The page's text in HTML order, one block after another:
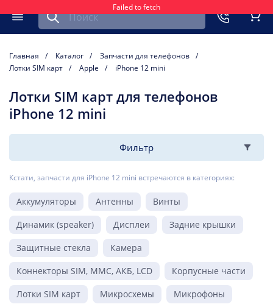
Failed to fetch
Меню
Найти запчасть для мобильного устройства
Главная Каталог
Запчасти для телефонов
Лотки SIM карт
Apple iPhone 12 mini
Лотки SIM карт для телефонов
iPhone 12 mini
Фильтр
Кстати, запчасти для iPhone 12 mini встречаются в категориях:
Аккумуляторы Антенны
Винты
Динамик (speaker)
Дисплеи
Задние крышки
Защитные стекла
Камера
Коннекторы SIM, MMC, АКБ, LCD
Корпусные части
Лотки SIM карт
Микросхемы
Микрофоны